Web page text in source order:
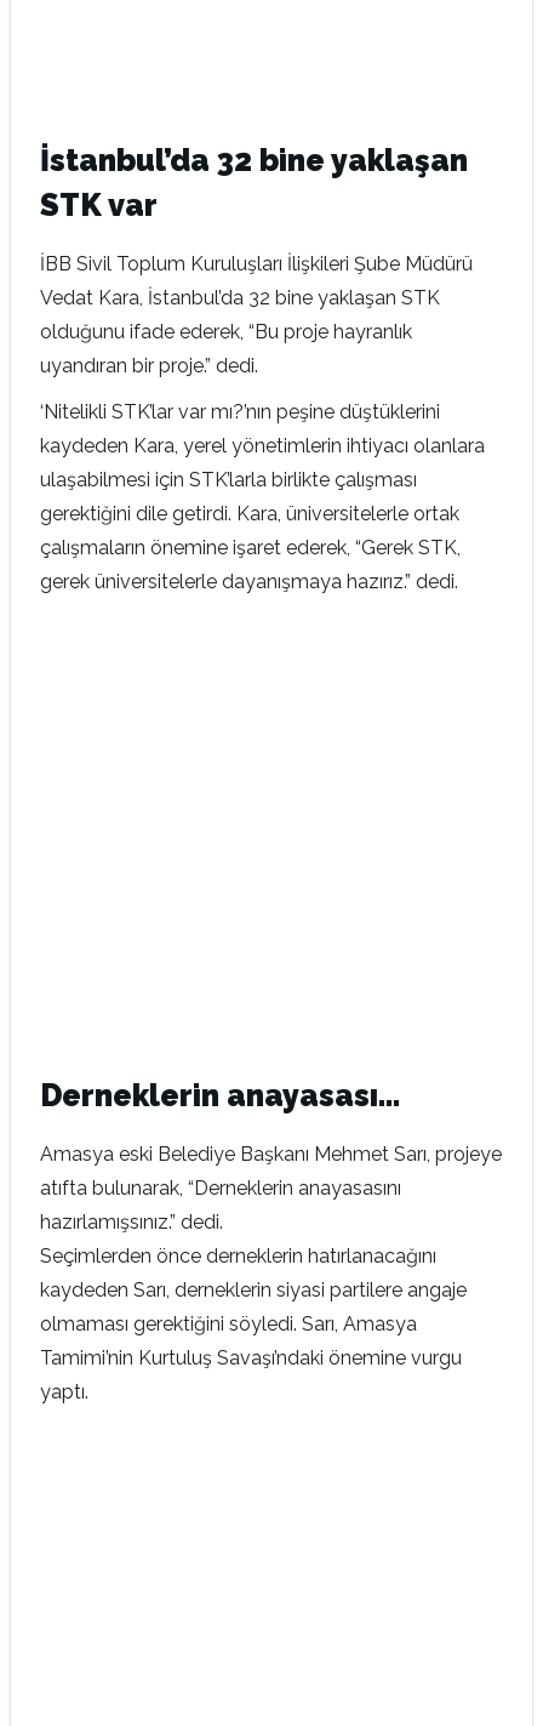
İstanbul’da 32 bine yaklaşan
STK var
İBB Sivil Toplum Kuruluşları İlişkileri Şube Müdürü
Vedat Kara, İstanbul’da 32 bine yaklaşan STK
olduğunu ifade ederek, “Bu proje hayranlık
uyandıran bir proje.” dedi.
‘Nitelikli STK’lar var mı?’nın peşine düştüklerini
kaydeden Kara, yerel yönetimlerin ihtiyacı olanlara
ulaşabilmesi için STK’larla birlikte çalışması
gerektiğini dile getirdi. Kara, üniversitelerle ortak
çalışmaların önemine işaret ederek, “Gerek STK,
gerek üniversitelerle dayanışmaya hazırız.” dedi.
Derneklerin anayasası…
Amasya eski Belediye Başkanı Mehmet Sarı, projeye
atıfta bulunarak, “Derneklerin anayasasını
hazırlamışsınız.” dedi.
Seçimlerden önce derneklerin hatırlanacağını
kaydeden Sarı, derneklerin siyasi partilere angaje
olmaması gerektiğini söyledi. Sarı, Amasya
Tamimi’nin Kurtuluş Savaşı’ndaki önemine vurgu
yaptı.